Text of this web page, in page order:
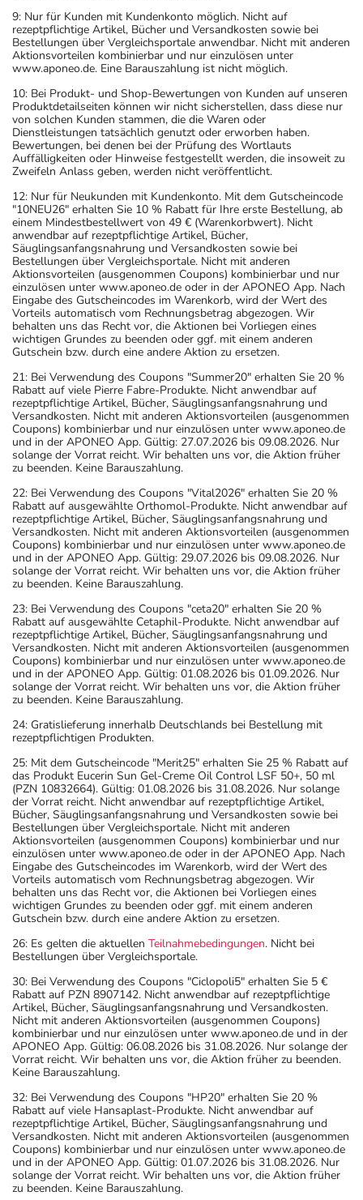
9: Nur für Kunden mit Kundenkonto möglich. Nicht auf
rezeptpflichtige Artikel, Bücher und Versandkosten sowie bei
Bestellungen über Vergleichsportale anwendbar. Nicht mit anderen
Aktionsvorteilen kombinierbar und nur einzulösen unter
www.aponeo.de. Eine Barauszahlung ist nicht möglich.
10: Bei Produkt- und Shop-Bewertungen von Kunden auf unseren
Produktdetailseiten können wir nicht sicherstellen, dass diese nur
von solchen Kunden stammen, die die Waren oder
Dienstleistungen tatsächlich genutzt oder erworben haben.
Bewertungen, bei denen bei der Prüfung des Wortlauts
Auffälligkeiten oder Hinweise festgestellt werden, die insoweit zu
Zweifeln Anlass geben, werden nicht veröffentlicht.
12: Nur für Neukunden mit Kundenkonto. Mit dem Gutscheincode
"10NEU26" erhalten Sie 10 % Rabatt für Ihre erste Bestellung, ab
einem Mindestbestellwert von 49 € (Warenkorbwert). Nicht
anwendbar auf rezeptpflichtige Artikel, Bücher,
Säuglingsanfangsnahrung und Versandkosten sowie bei
Bestellungen über Vergleichsportale. Nicht mit anderen
Aktionsvorteilen (ausgenommen Coupons) kombinierbar und nur
einzulösen unter www.aponeo.de oder in der APONEO App. Nach
Eingabe des Gutscheincodes im Warenkorb, wird der Wert des
Vorteils automatisch vom Rechnungsbetrag abgezogen. Wir
behalten uns das Recht vor, die Aktionen bei Vorliegen eines
wichtigen Grundes zu beenden oder ggf. mit einem anderen
Gutschein bzw. durch eine andere Aktion zu ersetzen.
21: Bei Verwendung des Coupons "Summer20" erhalten Sie 20 %
Rabatt auf viele Pierre Fabre-Produkte. Nicht anwendbar auf
rezeptpflichtige Artikel, Bücher, Säuglingsanfangsnahrung und
Versandkosten. Nicht mit anderen Aktionsvorteilen (ausgenommen
Coupons) kombinierbar und nur einzulösen unter www.aponeo.de
und in der APONEO App. Gültig: 27.07.2026 bis 09.08.2026. Nur
solange der Vorrat reicht. Wir behalten uns vor, die Aktion früher
zu beenden. Keine Barauszahlung.
22: Bei Verwendung des Coupons "Vital2026" erhalten Sie 20 %
Rabatt auf ausgewählte Orthomol-Produkte. Nicht anwendbar auf
rezeptpflichtige Artikel, Bücher, Säuglingsanfangsnahrung und
Versandkosten. Nicht mit anderen Aktionsvorteilen (ausgenommen
Coupons) kombinierbar und nur einzulösen unter www.aponeo.de
und in der APONEO App. Gültig: 29.07.2026 bis 09.08.2026. Nur
solange der Vorrat reicht. Wir behalten uns vor, die Aktion früher
zu beenden. Keine Barauszahlung.
23: Bei Verwendung des Coupons "ceta20" erhalten Sie 20 %
Rabatt auf ausgewählte Cetaphil-Produkte. Nicht anwendbar auf
rezeptpflichtige Artikel, Bücher, Säuglingsanfangsnahrung und
Versandkosten. Nicht mit anderen Aktionsvorteilen (ausgenommen
Coupons) kombinierbar und nur einzulösen unter www.aponeo.de
und in der APONEO App. Gültig: 01.08.2026 bis 01.09.2026. Nur
solange der Vorrat reicht. Wir behalten uns vor, die Aktion früher
zu beenden. Keine Barauszahlung.
24: Gratislieferung innerhalb Deutschlands bei Bestellung mit
rezeptpflichtigen Produkten.
25: Mit dem Gutscheincode "Merit25" erhalten Sie 25 % Rabatt auf
das Produkt Eucerin Sun Gel-Creme Oil Control LSF 50+, 50 ml
(PZN 10832664). Gültig: 01.08.2026 bis 31.08.2026. Nur solange
der Vorrat reicht. Nicht anwendbar auf rezeptpflichtige Artikel,
Bücher, Säuglingsanfangsnahrung und Versandkosten sowie bei
Bestellungen über Vergleichsportale. Nicht mit anderen
Aktionsvorteilen (ausgenommen Coupons) kombinierbar und nur
einzulösen unter www.aponeo.de oder in der APONEO App. Nach
Eingabe des Gutscheincodes im Warenkorb, wird der Wert des
Vorteils automatisch vom Rechnungsbetrag abgezogen. Wir
behalten uns das Recht vor, die Aktionen bei Vorliegen eines
wichtigen Grundes zu beenden oder ggf. mit einem anderen
Gutschein bzw. durch eine andere Aktion zu ersetzen.
26: Es gelten die aktuellen Teilnahmebedingungen. Nicht bei
Bestellungen über Vergleichsportale.
30: Bei Verwendung des Coupons "Ciclopoli5" erhalten Sie 5 €
Rabatt auf PZN 8907142. Nicht anwendbar auf rezeptpflichtige
Artikel, Bücher, Säuglingsanfangsnahrung und Versandkosten.
Nicht mit anderen Aktionsvorteilen (ausgenommen Coupons)
kombinierbar und nur einzulösen unter www.aponeo.de und in der
APONEO App. Gültig: 06.08.2026 bis 31.08.2026. Nur solange der
Vorrat reicht. Wir behalten uns vor, die Aktion früher zu beenden.
Keine Barauszahlung.
32: Bei Verwendung des Coupons "HP20" erhalten Sie 20 %
Rabatt auf viele Hansaplast-Produkte. Nicht anwendbar auf
rezeptpflichtige Artikel, Bücher, Säuglingsanfangsnahrung und
Versandkosten. Nicht mit anderen Aktionsvorteilen (ausgenommen
Coupons) kombinierbar und nur einzulösen unter www.aponeo.de
und in der APONEO App. Gültig: 01.07.2026 bis 31.08.2026. Nur
solange der Vorrat reicht. Wir behalten uns vor, die Aktion früher
zu beenden. Keine Barauszahlung.